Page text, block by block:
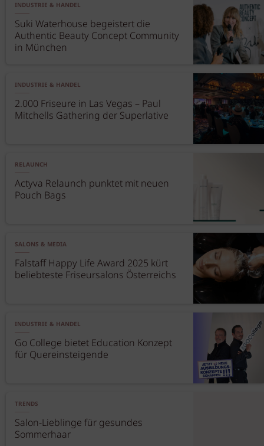
INDUSTRIE & HANDEL
Suki Waterhouse begeistert die
Authentic Beauty Concept Community
in München
INDUSTRIE & HANDEL
2.000 Friseure in Las Vegas – Paul
Mitchells Gathering der Superlative
RELAUNCH
Actyva Relaunch punktet mit neuen
Pouch Bags
SALONS & MEDIA
Falstaff Happy Life Award 2025 kürt
beliebteste Friseursalons Österreichs
INDUSTRIE & HANDEL
Go College bietet Education Konzept
für Quereinsteigende
TRENDS
Salon-Lieblinge für gesundes
Sommerhaar